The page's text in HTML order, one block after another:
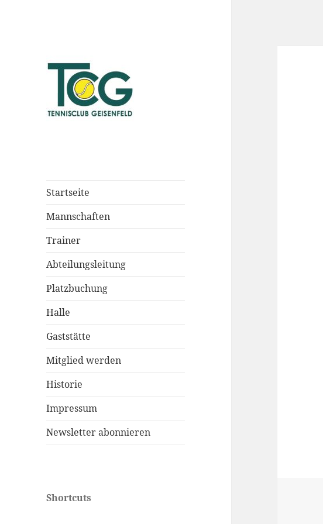
Startseite
Mannschaften
Trainer
Abteilungsleitung
Platzbuchung
Halle
Gaststätte
Mitglied werden
Historie
Impressum
Newsletter abonnieren
Shortcuts